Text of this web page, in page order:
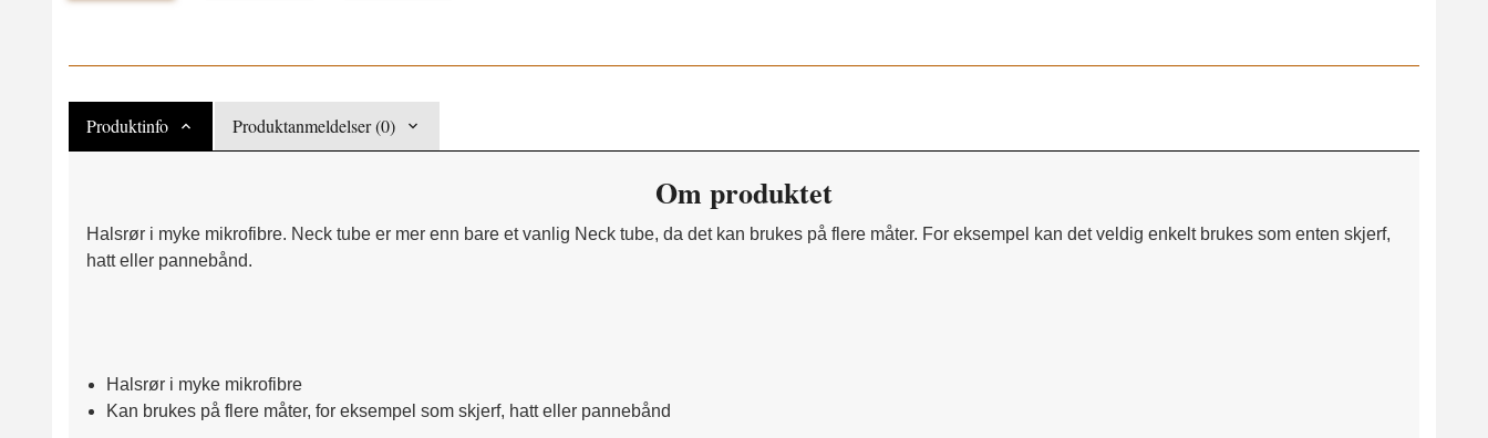
Produktinfo Produktanmeldelser (0)
Om produktet
Halsrør i myke mikrofibre. Neck tube er mer enn bare et vanlig Neck tube, da det kan brukes på flere måter. For eksempel kan det veldig enkelt brukes som enten skjerf,
hatt eller pannebånd.
Halsrør i myke mikrofibre
Kan brukes på flere måter, for eksempel som skjerf, hatt eller pannebånd